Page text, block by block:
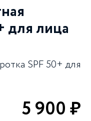
для лица
SPF 50+ для
5 900 ₽